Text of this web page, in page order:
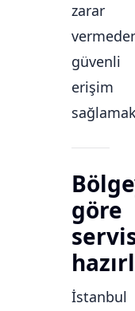
zarar
güvenli
erişim
göre
İstanbul